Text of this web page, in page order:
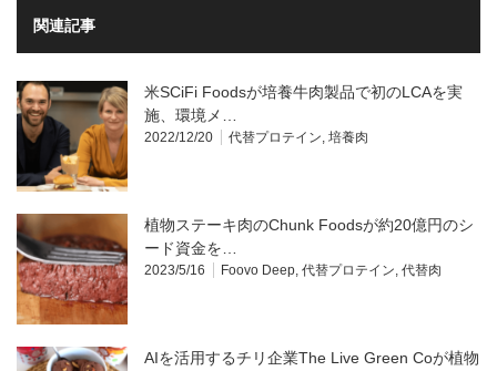
関連記事
米SCiFi Foodsが培養牛肉製品で初のLCAを実
施、環境メ…
2022/12/20 代替プロテイン, 培養肉
植物ステーキ肉のChunk Foodsが約20億円のシ
ード資金を…
2023/5/16 Foovo Deep, 代替プロテイン, 代替肉
AIを活用するチリ企業The Live Green Coが植物